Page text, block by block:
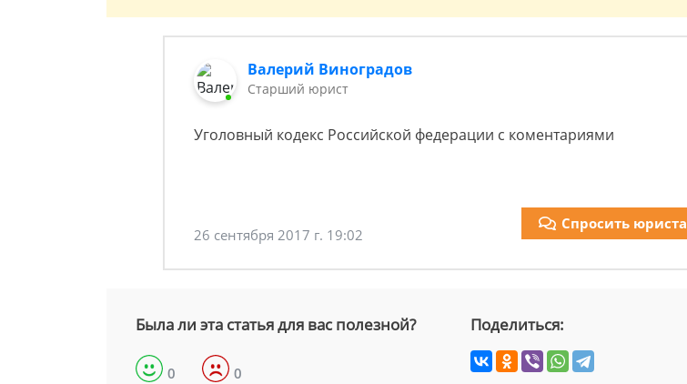
Валерий Виноградов
Старший юрист
Уголовный кодекс Российской федерации с коментариями
26 сентября 2017 г. 19:02
Спросить юриста
Была ли эта статья для вас полезной?
0 0
Поделиться: